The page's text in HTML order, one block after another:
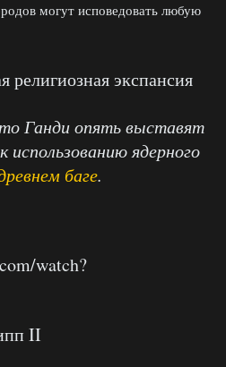
могут исповедовать любую
религиозная экспансия
Ганди опять выставят
использованию ядерного
баге.
watch?
II